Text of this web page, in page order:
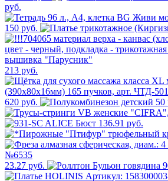
руб.
150 руб.
213 руб.
620 руб.
50
136.91 руб.
23.27 руб.